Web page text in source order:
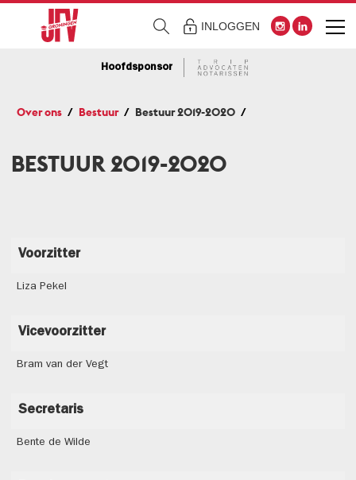
INLOGGEN
Hoofdsponsor
Over ons Bestuur Bestuur 2019-2020
BESTUUR 2019-2020
Voorzitter
Liza Pekel
Vicevoorzitter
Bram van der Vegt
Secretaris
Bente de Wilde